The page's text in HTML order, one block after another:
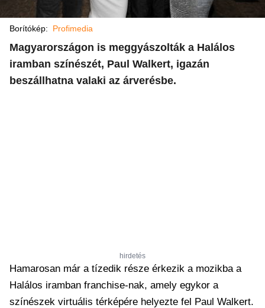
Borítókép: Profimedia
Magyarországon is meggyászolták a Halálos
iramban színészét, Paul Walkert, igazán
beszállhatna valaki az árverésbe.
hirdetés
Hamarosan már a tízedik része érkezik a mozikba a
Halálos iramban franchise-nak, amely egykor a
színészek virtuális térképére helyezte fel Paul Walkert.